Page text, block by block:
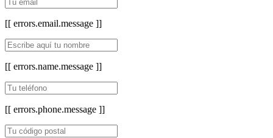
[[ errors.email.message ]]
[[ errors.name.message ]]
[[ errors.phone.message ]]